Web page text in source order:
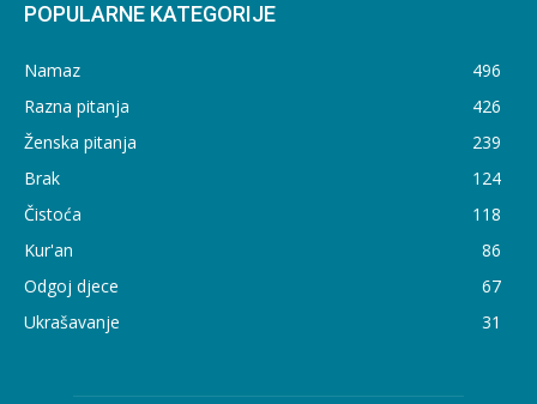
POPULARNE KATEGORIJE
Namaz
496
Razna pitanja
426
Ženska pitanja
239
Brak
124
Čistoća
118
Kur'an
86
Odgoj djece
67
Ukrašavanje
31